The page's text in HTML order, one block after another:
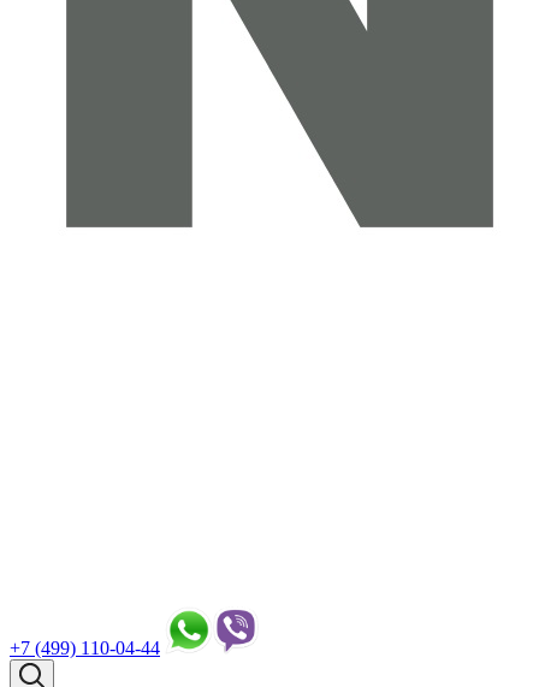
+7 (499) 110-04-44